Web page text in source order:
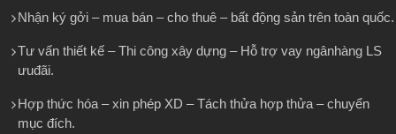
Nhận ký gởi – mua bán – cho thuê – bất động sản trên toàn quốc.
Tư vấn thiết kế – Thi công xây dựng – Hỗ trợ vay ngânhàng LS
ưuđãi.
Hợp thức hóa – xin phép XD – Tách thửa hợp thửa – chuyển
mục đích.